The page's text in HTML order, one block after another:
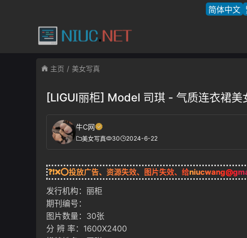
简体中文
主页 美女写真
[LIGUI丽柜] Model 司琪 - 气质连衣裙美
牛C网
美女写真 30 2024-6-22
❓❗❌⭕投放广告、资源失效、图片失效、给
发行机构：丽柜
期刊编号：
图片数量：30张
分 辨 率：1600X2400